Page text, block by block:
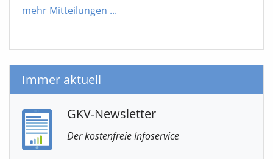
mehr Mitteilungen ...
Immer aktuell
GKV-Newsletter
Der kostenfreie Infoservice